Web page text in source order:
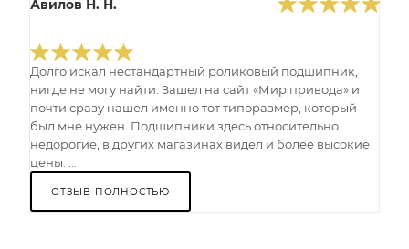
Авилов Н. Н.
Долго искал нестандартный роликовый подшипник,
нигде не могу найти. Зашел на сайт «Мир привода» и
почти сразу нашел именно тот типоразмер, который
был мне нужен. Подшипники здесь относительно
недорогие, в других магазинах видел и более высокие
цены. ...
ОТЗЫВ ПОЛНОСТЬЮ